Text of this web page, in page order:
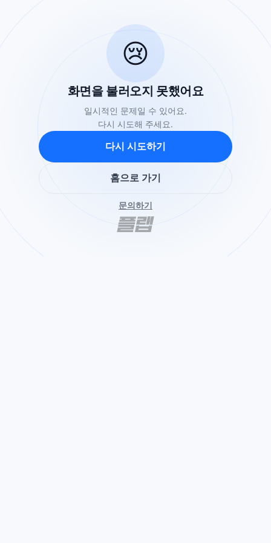
😢
화면을 불러오지 못했어요
일시적인 문제일 수 있어요.
다시 시도해 주세요.
다시 시도하기
홈으로 가기
문의하기